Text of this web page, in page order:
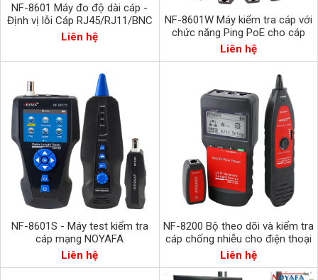
NF-8601 Máy đo độ dài cáp -
Định vị lỗi Cáp RJ45/RJ11/BNC
với chức năng PING, POE
Liên hệ
NF-8601W Máy kiểm tra cáp với
chức năng Ping PoE cho cáp
mạng, cáp đồng trục BNC và cáp
điện thoại
Liên hệ
NF-8601S - Máy test kiểm tra
cáp mạng NOYAFA
Liên hệ
NF-8200 Bộ theo dõi và kiểm tra
cáp chống nhiễu cho điện thoại
và mạng Noyafa
Liên hệ